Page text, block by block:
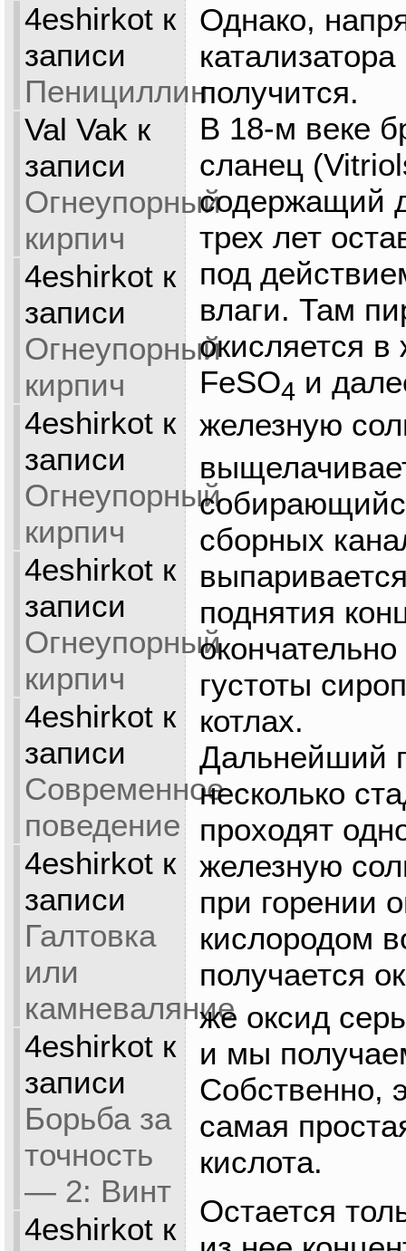
4eshirkotк
записи
Пенициллин
Val Vak к
записи
Огнеупорный
кирпич
4eshirkotк
записи
Огнеупорный
кирпич
4eshirkotк
записи
Огнеупорный
кирпич
4eshirkotк
записи
Огнеупорный
кирпич
4eshirkotк
записи
Современное
поведение
4eshirkotк
записи
Галтовка
или
камневаляние
4eshirkotк
записи
Борьба за
точность
— 2: Винт
4eshirkotк
Однако,
получится.
В 18-м веке
сланец
содержащий
трех лет
под
влаги. Там
окисляется
FeSO4 и
железную
сборных
поднятия
густоты
котлах.
Дальнейший
несколько
проходят
железную
при горении
кислородом
получается
же оксид
и мы
Собственно,
самая
кислота.
Остается